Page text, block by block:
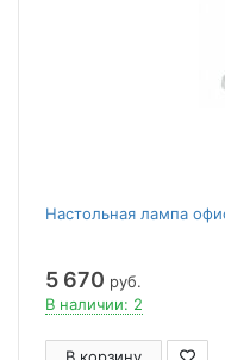
Настольная лампа
5 670 руб.
В наличии: 2